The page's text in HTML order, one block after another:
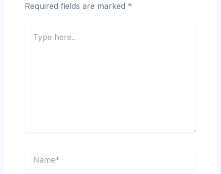
Required fields are marked *
here..